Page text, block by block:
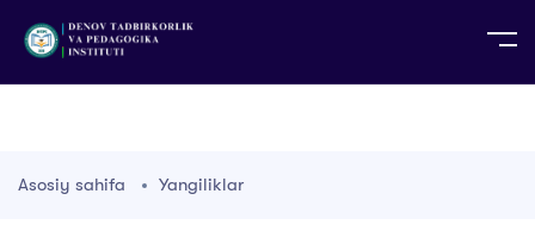
TG TR
Asosiy sahifa Yangiliklar